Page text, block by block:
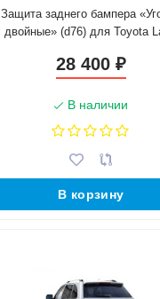
Защита заднего бампера
двойные» (d76) для Toyota
(2018-н.в.)(Нерж. Сталь)
28 400 ₽
В наличии
В корзину